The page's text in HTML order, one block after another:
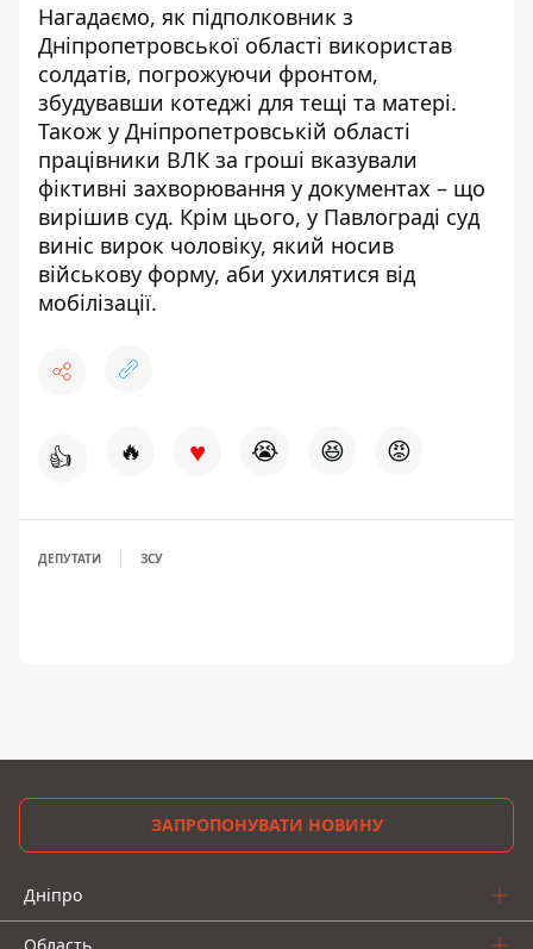
Нагадаємо, як підполковник з
Дніпропетровської області використав
солдатів, погрожуючи фронтом,
збудувавши котеджі для тещі та матері.
Також у Дніпропетровській області
працівники ВЛК за гроші вказували
фіктивні захворювання у документах – що
вирішив суд. Крім цього, у Павлограді суд
виніс вирок чоловіку, який носив
військову форму, аби ухилятися від
мобілізації.
👍 🔥 ♥ 😭 😆 😡
ДЕПУТАТИ ЗСУ
ЗАПРОПОНУВАТИ НОВИНУ
Дніпро
Область